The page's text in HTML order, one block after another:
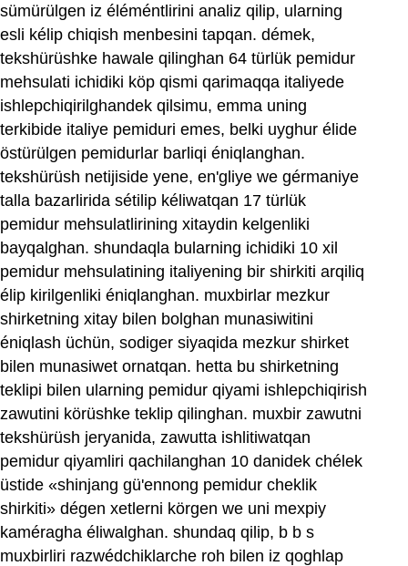
sümürülgen iz éléméntlirini analiz qilip, ularning
esli kélip chiqish menbesini tapqan. démek,
tekshürüshke hawale qilinghan 64 türlük pemidur
mehsulati ichidiki köp qismi qarimaqqa italiyede
ishlepchiqirilghandek qilsimu, emma uning
terkibide italiye pemiduri emes, belki uyghur élide
östürülgen pemidurlar barliqi éniqlanghan.
tekshürüsh netijiside yene, en'gliye we gérmaniye
talla bazarlirida sétilip kéliwatqan 17 türlük
pemidur mehsulatlirining xitaydin kelgenliki
bayqalghan. shundaqla bularning ichidiki 10 xil
pemidur mehsulatining italiyening bir shirkiti arqiliq
élip kirilgenliki éniqlanghan. muxbirlar mezkur
shirketning xitay bilen bolghan munasiwitini
éniqlash üchün, sodiger siyaqida mezkur shirket
bilen munasiwet ornatqan. hetta bu shirketning
teklipi bilen ularning pemidur qiyami ishlepchiqirish
zawutini körüshke teklip qilinghan. muxbir zawutni
tekshürüsh jeryanida, zawutta ishlitiwatqan
pemidur qiyamliri qachilanghan 10 danidek chélek
üstide «shinjang gü'ennong pemidur cheklik
shirkiti» dégen xetlerni körgen we uni mexpiy
kaméragha éliwalghan. shundaq qilip, b b s
muxbirliri razwédchiklarche roh bilen iz qoghlap